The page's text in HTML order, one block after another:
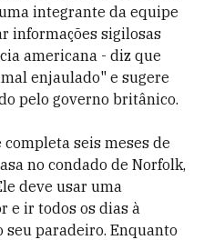
integrante da equipe
informações sigilosas
americana - diz que
enjaulado" e sugere
pelo governo britânico.
seis meses de
no condado de Norfolk,
deve usar uma
e ir todos os dias à
seu paradeiro. Enquanto